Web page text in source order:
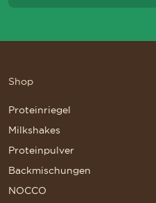
Shop
Proteinriegel
Milkshakes
Proteinpulver
Backmischungen
NOCCO